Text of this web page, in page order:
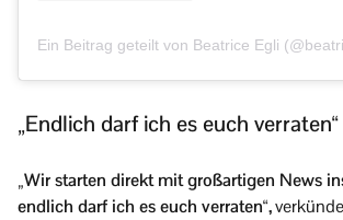
Ein Beitrag geteilt von Beatrice Egli
„Endlich darf ich es euch verraten“
„Wir starten direkt mit großartigen News
endlich darf ich es euch verraten“,